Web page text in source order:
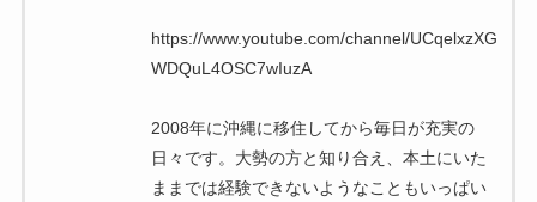
https://www.youtube.com/channel/UCqelxzXG
WDQuL4OSC7wIuzA
2008年に沖縄に移住してから毎日が充実の
日々です。大勢の方と知り合え、本土にいた
ままでは経験できないようなこともいっぱい